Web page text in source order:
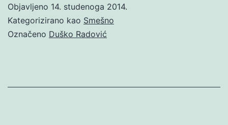
Objavljeno 14. studenoga 2014.
Kategorizirano kao Smešno
Označeno Duško Radović